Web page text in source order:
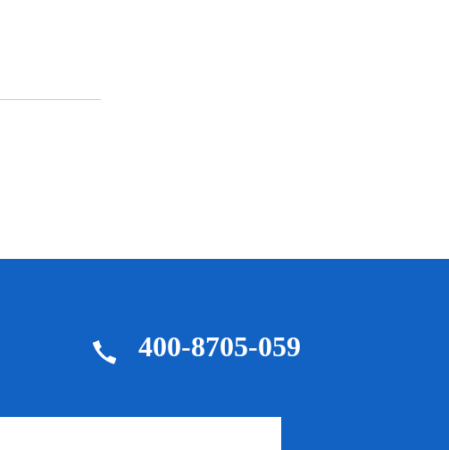
400-8705-059